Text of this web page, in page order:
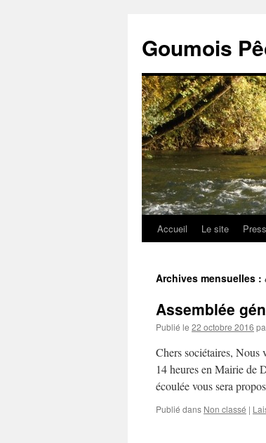
Goumois
Aller
contenu
Accueil Le site
Archives mensuelles :
Assemblée
Publié le 22 octobre 2016
Chers sociétaires, Nous
14 heures en Mairie de
écoulée vous sera
Publié dans Non classé |